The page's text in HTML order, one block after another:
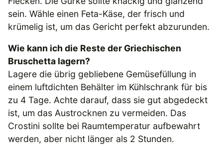
sein. Wähle einen Feta-Käse, der frisch und
krümelig ist, um das Gericht perfekt abzurunden.
Wie kann ich die Reste der Griechischen
Bruschetta lagern?
Lagere die übrig gebliebene Gemüsefüllung in
einem luftdichten Behälter im Kühlschrank für bis
zu 4 Tage. Achte darauf, dass sie gut abgedeckt
ist, um das Austrocknen zu vermeiden. Das
Crostini sollte bei Raumtemperatur aufbewahrt
werden, aber nicht länger als 2 Stunden.